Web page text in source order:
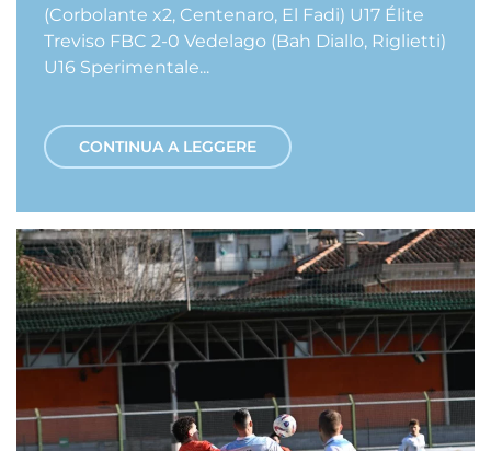
(Corbolante x2, Centenaro, El Fadi) U17 Élite
Treviso FBC 2-0 Vedelago (Bah Diallo, Riglietti)
U16 Sperimentale...
CONTINUA A LEGGERE